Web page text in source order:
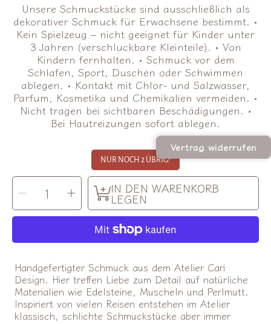
Unsere Schmuckstücke sind ausschließlich als
dekorativer Schmuck für Erwachsene bestimmt. •
Kein Spielzeug – nicht geeignet für Kinder unter
3 Jahren (verschluckbare Kleinteile). • Von
Kindern fernhalten. • Schmuck vor dem
Schlafen, Sport, Duschen oder Schwimmen
ablegen. • Kontakt mit Chlor- und Salzwasser,
Parfum, Kosmetika und Chemikalien vermeiden. •
Nicht tragen bei sichtbaren Beschädigungen. •
Bei Hautreizungen sofort ablegen.
NUR NOCH 2 ÜBRIG!
MENGE
AUSWÄHLEN
Menge
für
Ohrringe
Lu
verringern
Menge
für
Ohrringe
Lu
erhöhen
IN DEN WARENKORB
LEGEN
Handgefertigter Schmuck aus dem Atelier Cari
Design. Hier treffen Liebe zum Detail auf natürliche
Materialien wie Edelsteine, Muscheln und Perlmutt.
Inspiriert von vielen Reisen entstehen im Atelier
klassisch, schlichte Schmuckstücke aber immer
Vertrag widerrufen